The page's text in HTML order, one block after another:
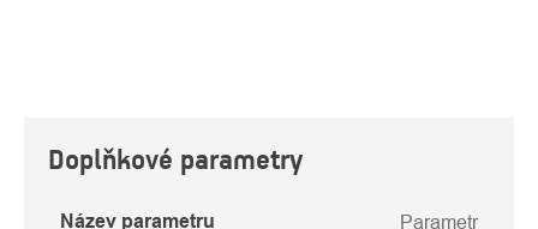
Doplňkové parametry
Název parametru Parametr